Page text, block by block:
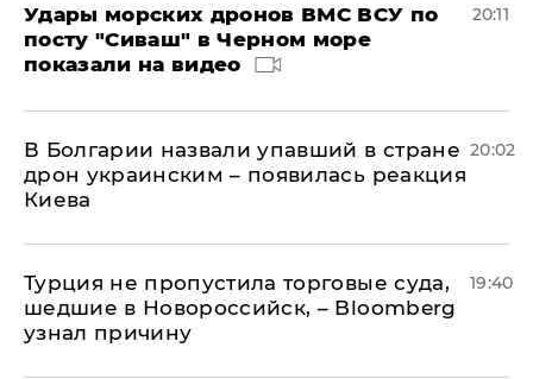
Удары морских дронов ВМС ВСУ по
посту "Сиваш" в Черном море
показали на видео
20:11
В Болгарии назвали упавший в стране
дрон украинским – появилась реакция
Киева
20:02
Турция не пропустила торговые суда,
шедшие в Новороссийск, – Bloomberg
узнал причину
19:40